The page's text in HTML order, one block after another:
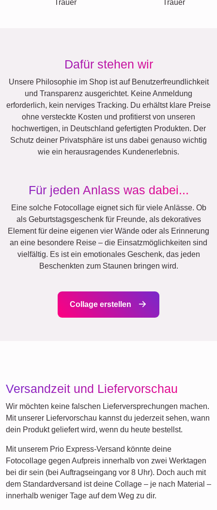
Hunde
Katzen
XXL
Trauer Haustier-Trauer